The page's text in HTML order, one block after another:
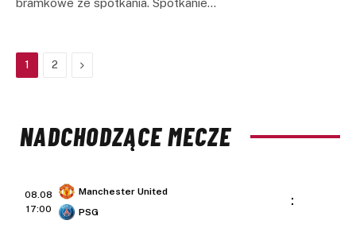
bramkowe ze spotkania. Spotkanie…
1 2 Next
NADCHODZĄCE MECZE
08.08
17:00
Manchester United
PSG
: